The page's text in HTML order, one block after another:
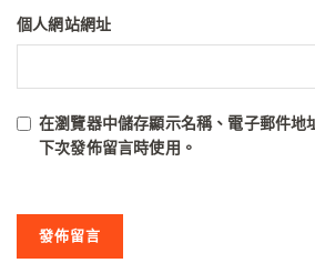
個人網站網址
在瀏覽器中儲存顯示名稱、電子郵件地
下次發佈留言時使用。